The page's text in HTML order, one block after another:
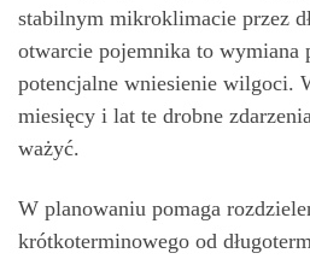
stabilnym mikroklimacie przez
otwarcie pojemnika to wymiana
potencjalne wniesienie wilgoci.
miesięcy i lat te drobne
ważyć.
W planowaniu pomaga
krótkoterminowego od